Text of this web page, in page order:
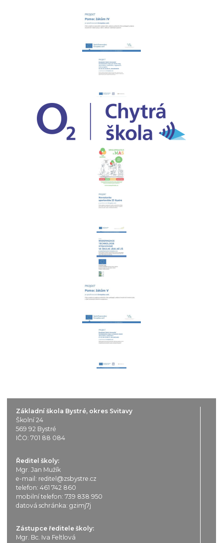
Základní škola Bystré, okres Svitavy
Školní 24
569 92 Bystré
IČO: 701 88 084
Ředitel školy:
Mgr. Jan Mužík
e-mail: reditel@zsbystre.cz
telefon: 461 742 860
mobilní telefon: 739 838 950
datová schránka: gzimj7j
Zástupce ředitele školy:
Mgr. Bc. Iva Feltlová